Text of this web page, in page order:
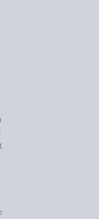
Dunia
Persaingan Usaha
(FGD) Sistem TI